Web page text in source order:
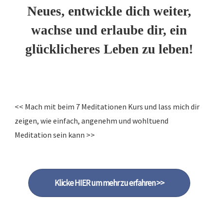
Neues, entwickle dich weiter,
wachse und erlaube dir, ein
glücklicheres Leben zu leben!
<< Mach mit beim 7 Meditationen Kurs und lass mich dir
zeigen, wie einfach, angenehm und wohltuend
Meditation sein kann >>
Klicke HIER um mehr zu erfahren >>